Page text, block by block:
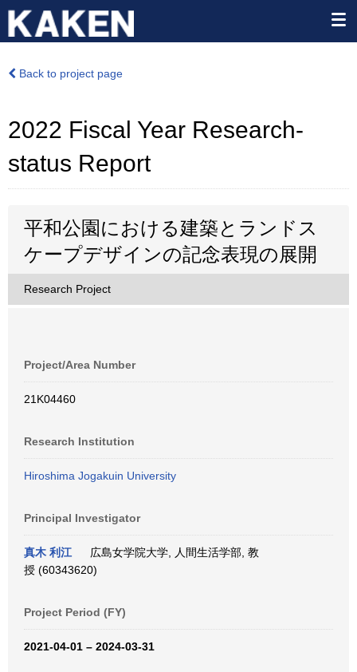
Back to project page
2022 Fiscal Year Research-
status Report
平和公園における建築とランドス
ケープデザインの記念表現の展開
Research Project
Project/Area Number
21K04460
Research Institution
Hiroshima Jogakuin University
Principal Investigator
真木 利江
広島女学院大学, 人間生活学部, 教
授 (60343620)
Project Period (FY)
2021-04-01 – 2024-03-31